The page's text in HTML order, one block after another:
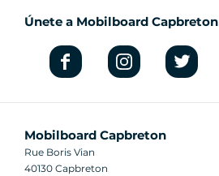
Únete a Mobilboard Capbreton
Mobilboard Capbreton
Rue Boris Vian
40130 Capbreton